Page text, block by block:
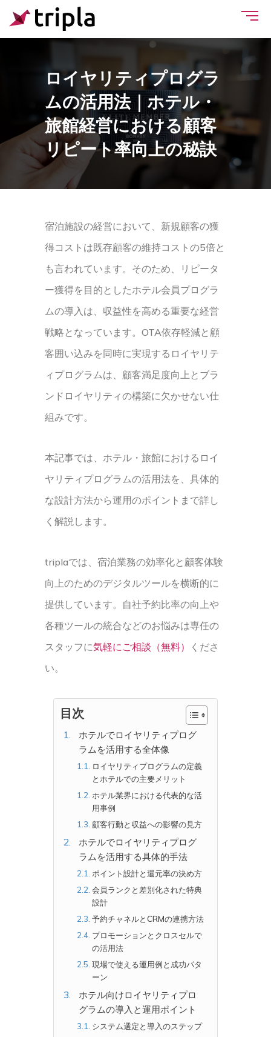
ロイヤリティプログラ
ムの活用法｜ホテル・
旅館経営における顧客
リピート率向上の秘訣
宿泊施設の経営において、新規顧客の獲
得コストは既存顧客の維持コストの5倍と
も言われています。そのため、リピータ
ー獲得を目的としたホテル会員プログラ
ムの導入は、収益性を高める重要な経営
戦略となっています。OTA依存軽減と顧
客囲い込みを同時に実現するロイヤリテ
ィプログラムは、顧客満足度向上とブラ
ンドロイヤリティの構築に欠かせない仕
組みです。
本記事では、ホテル・旅館におけるロイ
ヤリティプログラムの活用法を、具体的
な設計方法から運用のポイントまで詳し
く解説します。
triplaでは、宿泊業務の効率化と顧客体験
向上のためのデジタルツールを横断的に
提供しています。自社予約比率の向上や
各種ツールの統合などのお悩みは専任の
スタッフに気軽にご相談（無料）
くださ
い。
目次
ホテルでロイヤリティプログ
ラムを活用する全体像
ロイヤリティプログラムの定義
とホテルでの主要メリット
ホテル業界における代表的な活
用事例
顧客行動と収益への影響の見方
ホテルでロイヤリティプログ
ラムを活用する具体的手法
ポイント設計と還元率の決め方
会員ランクと差別化された特典
設計
予約チャネルとCRMの連携方法
プロモーションとクロスセルで
の活用法
現場で使える運用例と成功パタ
ーン
ホテル向けロイヤリティプロ
グラムの導入と運用ポイント
システム選定と導入のステップ